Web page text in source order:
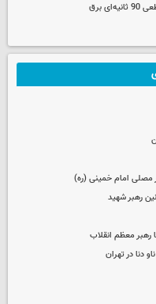
برق
مصلی امام خمینی (ره)
رهبر شهید
رهبر معظم انقلاب
دنا در تهران